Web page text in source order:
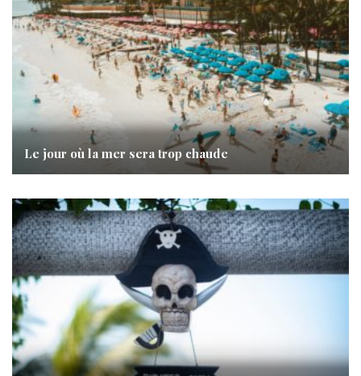
Le jour où la mer sera trop chaude